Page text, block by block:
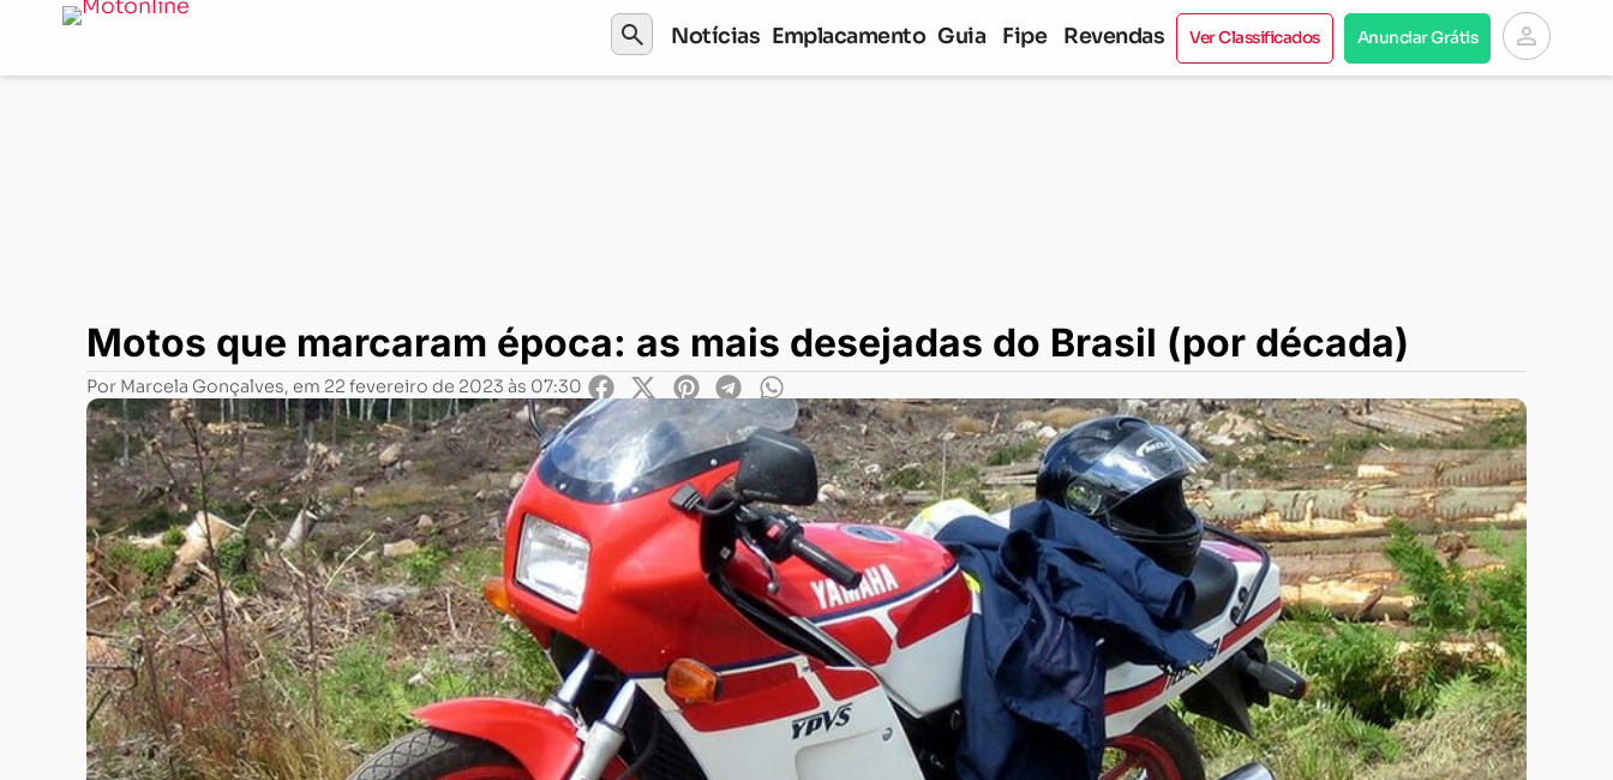
search Notícias Emplacamento Guia Fipe Revendas Ver Classificados Anunciar Grátis person
Motos que marcaram época: as mais desejadas do Brasil (por década)
Motos que marcaram época: as mais desejadas do Brasil (por década)
Por Marcela Gonçalves, em 22 fevereiro de 2023 às 07:30